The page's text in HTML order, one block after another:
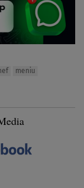
meniu